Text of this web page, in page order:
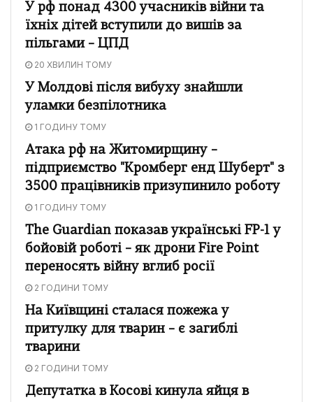
У рф понад 4300 учасників війни та
їхніх дітей вступили до вишів за
пільгами – ЦПД
20 ХВИЛИН ТОМУ
У Молдові після вибуху знайшли
уламки безпілотника
1 ГОДИНУ ТОМУ
Атака рф на Житомирщину –
підприємство "Кромберг енд Шуберт" з
3500 працівників призупинило роботу
1 ГОДИНУ ТОМУ
The Guardian показав українські FP-1 у
бойовій роботі – як дрони Fire Point
переносять війну вглиб росії
2 ГОДИНИ ТОМУ
На Київщині сталася пожежа у
притулку для тварин – є загиблі
тварини
2 ГОДИНИ ТОМУ
Депутатка в Косові кинула яйця в